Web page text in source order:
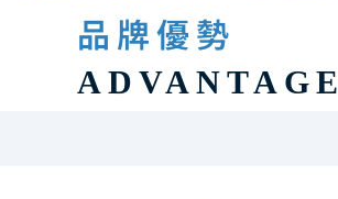
品牌優勢
ADVANTAGE